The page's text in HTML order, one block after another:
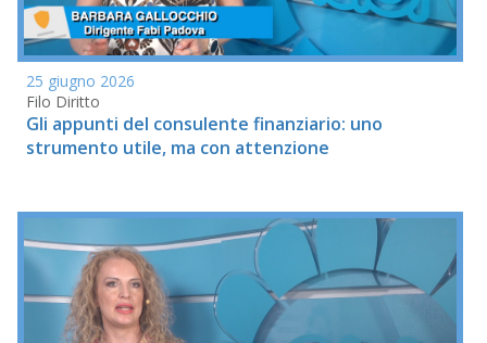
25 giugno 2026
Filo Diritto
Gli appunti del consulente finanziario: uno
strumento utile, ma con attenzione